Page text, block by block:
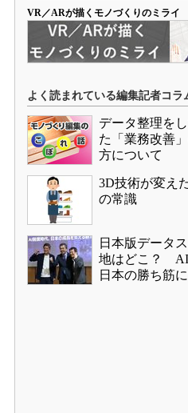
VR／ARが描くモノづくりのミライ
よく読まれている編集記者コラ
データ整理を
た「業務改善
方について
3D技術が変え
の常識
日本版データ
地はどこ？ AI
日本の勝ち筋